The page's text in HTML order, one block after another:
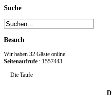
Suche
Besuch
Wir haben 32 Gäste online
Seitenaufrufe : 1557443
Die Taufe